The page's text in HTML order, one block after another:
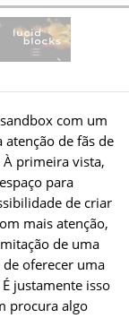
com um
de fãs de
primeira vista,
para
de criar
mais atenção,
de uma
oferecer uma
justamente isso
procura algo